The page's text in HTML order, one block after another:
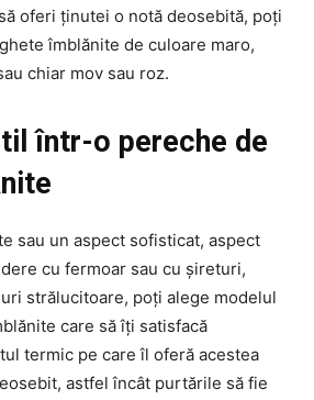
oferi ținutei o notă deosebită, poți
îmblănite de culoare maro,
chiar mov sau roz.
într-o pereche de
sau un aspect sofisticat, aspect
cu fermoar sau cu șireturi,
strălucitoare, poți alege modelul
care să îți satisfacă
termic pe care îl oferă acestea
astfel încât purtările să fie